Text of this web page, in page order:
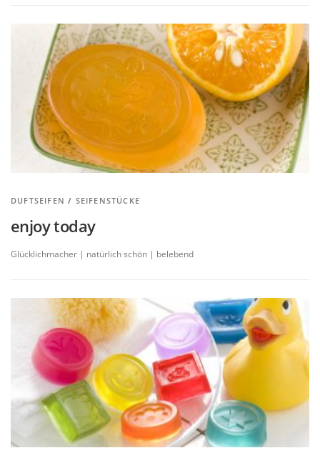
DUFTSEIFEN / SEIFENSTÜCKE
enjoy today
Glücklichmacher | natürlich schön | belebend